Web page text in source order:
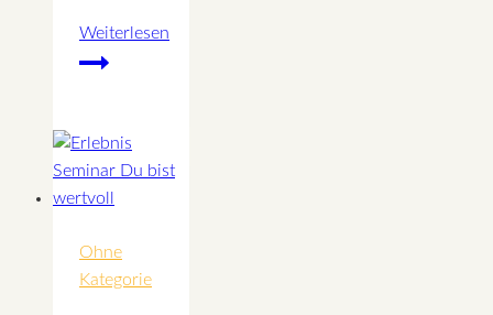
Weiterlesen
Laternenlicht
Ohne
Kategorie